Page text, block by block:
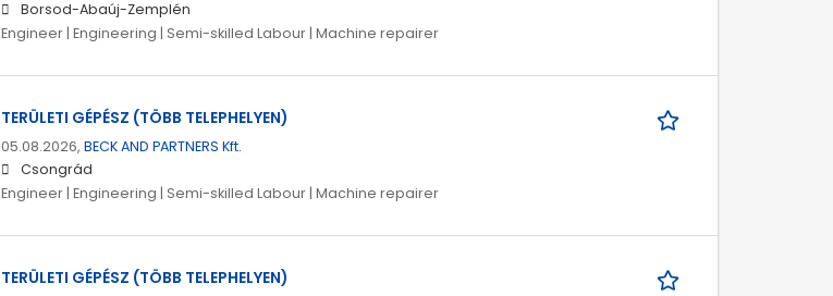
Borsod-Abaúj-Zemplén
Engineer | Engineering | Semi-skilled Labour | Machine repairer
TERÜLETI GÉPÉSZ (TÖBB TELEPHELYEN)
05.08.2026, BECK AND PARTNERS Kft.
Csongrád
Engineer | Engineering | Semi-skilled Labour | Machine repairer
TERÜLETI GÉPÉSZ (TÖBB TELEPHELYEN)